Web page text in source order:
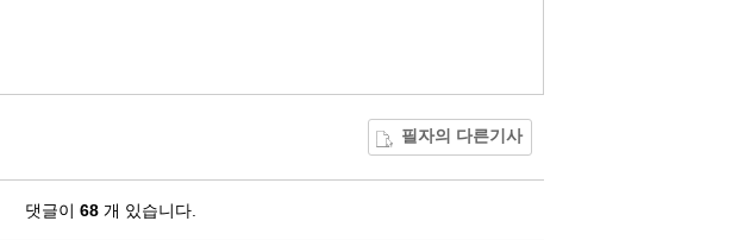
필자의 다른기사
댓글이 68 개 있습니다.